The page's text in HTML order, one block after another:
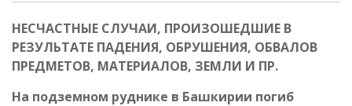
НЕСЧАСТНЫЕ СЛУЧАИ, ПРОИЗОШЕДШИЕ В
РЕЗУЛЬТАТЕ ПАДЕНИЯ, ОБРУШЕНИЯ, ОБВАЛОВ
ПРЕДМЕТОВ, МАТЕРИАЛОВ, ЗЕМЛИ И ПР.
На подземном руднике в Башкирии погиб